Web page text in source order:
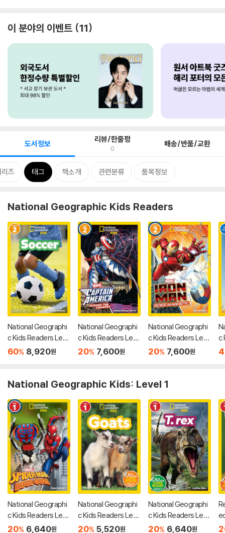
이 분야의 이벤트 11
도서정보 리뷰/한줄평
0 배송/반품/교환
즈 태그 책소개 관련분류 품목정보
National Geographic Kids Readers
National Geographi
c Kids Readers Lev
el 2 : Soccer
60% 8,920원
National Geographi
c Kids Readers Lev
el 2 : Marvel's Captai
20% 7,600원
National Geographi
c Kids Readers Lev
el 2 : Iron Man Goes
20% 7,600원
c
National Geographic Kids: Level 1
National Geographi
c Kids Readers Lev
el 1 : Marvel's Spider
20% 6,640원
National Geographi
c Kids Readers Lev
el 1 : Goats
20% 5,520원
National Geographi
c Kids Readers Lev
el 1 : T. rex
20% 6,640원